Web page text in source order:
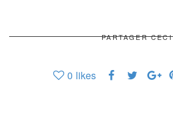
PARTAGER CECI
0 likes